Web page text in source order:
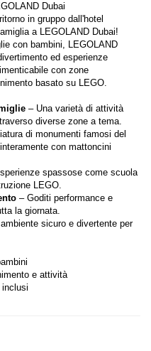
Dubai
in gruppo dall'hotel
a LEGOLAND Dubai!
con bambini, LEGOLAND
ed esperienze
con zone
basato su LEGO.
– Una varietà di attività
diverse zone a tema.
di monumenti famosi del
con mattoncini
spassose come scuola
LEGO.
– Goditi performance e
la giornata.
sicuro e divertente per
e attività
inclusi